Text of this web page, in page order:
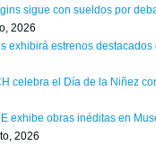
sigue con sueldos por
2026
exhibirá estrenos destacados
celebra el Día de la Niñez
exhibe obras inéditas en
2026